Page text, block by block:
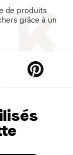
de produits
grâce à un